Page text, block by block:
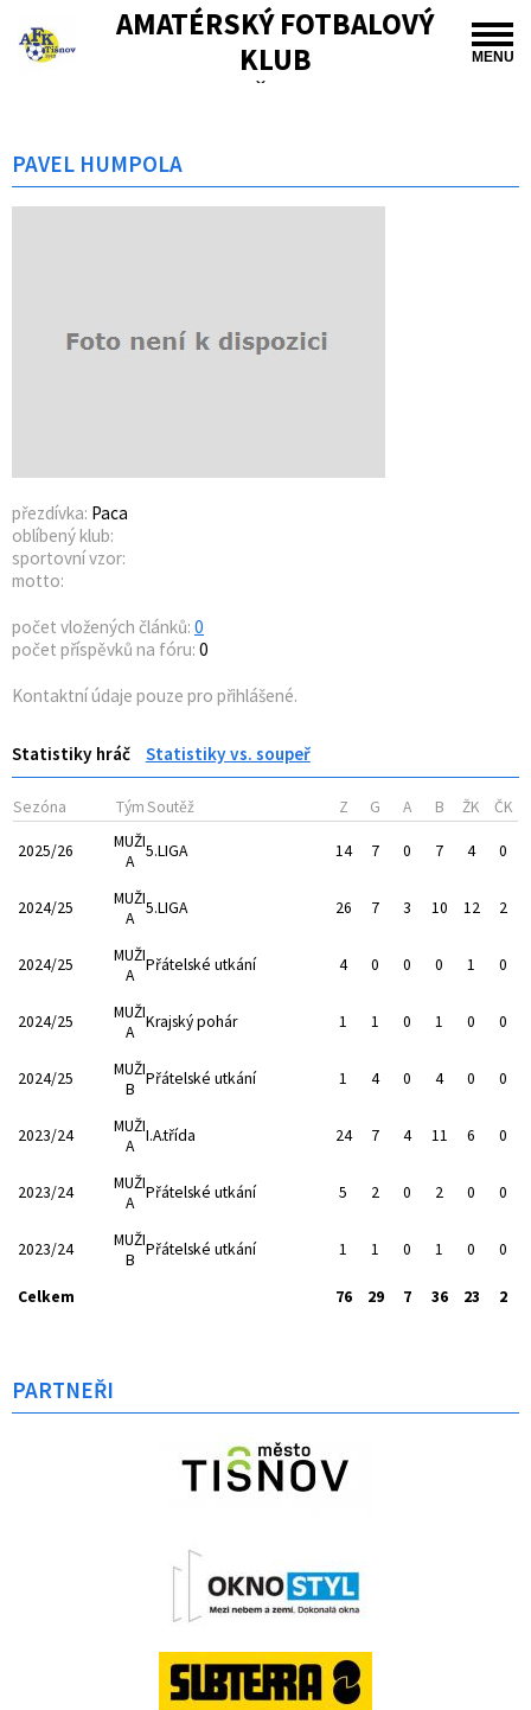
MENU
AMATÉRSKÝ FOTBALOVÝ
KLUB
TIŠNOV
PAVEL HUMPOLA
přezdívka: Paca
oblíbený klub:
sportovní vzor:
motto:
počet vložených článků: 0
počet příspěvků na fóru: 0
Kontaktní údaje pouze pro přihlášené.
Statistiky hráč Statistiky vs. soupeř
Sezóna TýmSoutěž Z G A B ŽK ČK
2025/26
MUŽI
A
5.LIGA 14 7 0 7 4 0
2024/25
MUŽI
A
5.LIGA 26 7 3 10 12 2
2024/25
MUŽI
A
Přátelské utkání 4 0 0 0 1 0
2024/25
MUŽI
A
Krajský pohár 1 1 0 1 0 0
2024/25
MUŽI
B
Přátelské utkání 1 4 0 4 0 0
2023/24
MUŽI
A
I.A.třída 24 7 4 11 6 0
2023/24
MUŽI
A
Přátelské utkání 5 2 0 2 0 0
2023/24
MUŽI
B
Přátelské utkání 1 1 0 1 0 0
Celkem 76 29 7 36 23 2
PARTNEŘI